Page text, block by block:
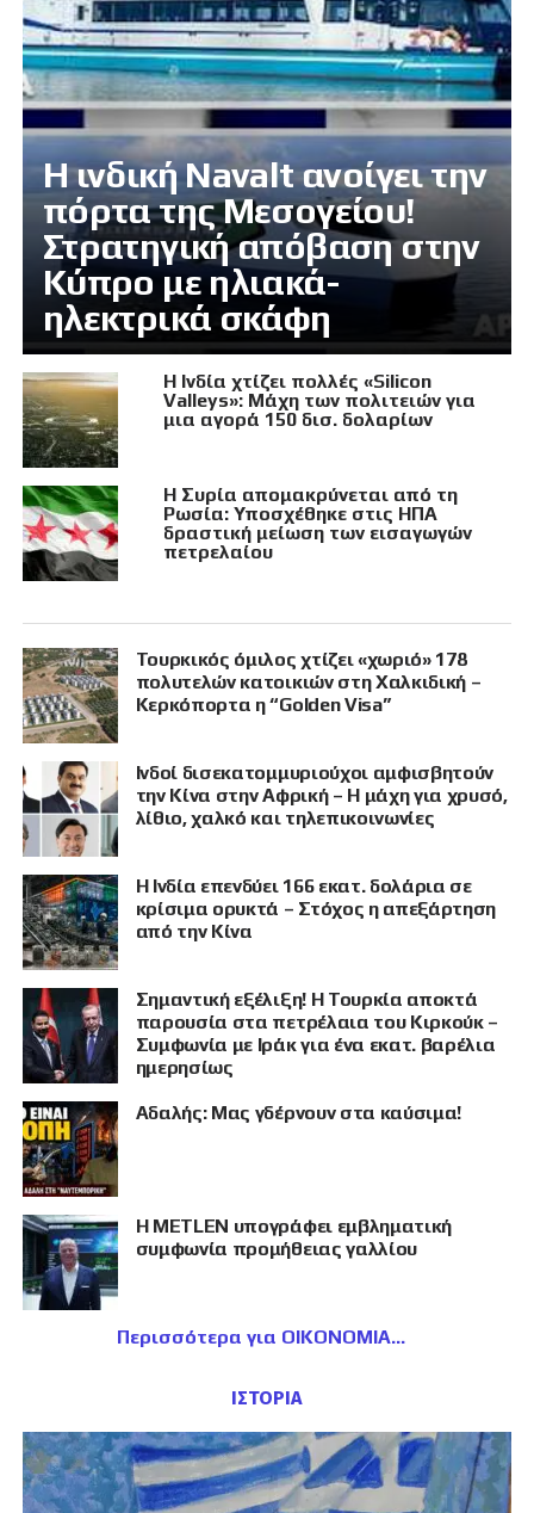
Η ινδική Navalt ανοίγει την
πόρτα της Μεσογείου!
Στρατηγική απόβαση στην
Κύπρο με ηλιακά-
ηλεκτρικά σκάφη
Η Ινδία χτίζει πολλές «Silicon
Valleys»: Μάχη των πολιτειών για
μια αγορά 150 δισ. δολαρίων
Η Συρία απομακρύνεται από τη
Ρωσία: Υποσχέθηκε στις ΗΠΑ
δραστική μείωση των εισαγωγών
πετρελαίου
Τουρκικός όμιλος χτίζει «χωριό» 178
πολυτελών κατοικιών στη Χαλκιδική –
Κερκόπορτα η “Golden Visa”
Ινδοί δισεκατομμυριούχοι αμφισβητούν
την Κίνα στην Αφρική – Η μάχη για χρυσό,
λίθιο, χαλκό και τηλεπικοινωνίες
Η Ινδία επενδύει 166 εκατ. δολάρια σε
κρίσιμα ορυκτά – Στόχος η απεξάρτηση
από την Κίνα
Σημαντική εξέλιξη! Η Τουρκία αποκτά
παρουσία στα πετρέλαια του Κιρκούκ –
Συμφωνία με Ιράκ για ένα εκατ. βαρέλια
ημερησίως
Αδαλής: Μας γδέρνουν στα καύσιμα!
Η METLEN υπογράφει εμβληματική
συμφωνία προμήθειας γαλλίου
Περισσότερα για ΟΙΚΟΝΟΜΙΑ
ΙΣΤΟΡΙΑ